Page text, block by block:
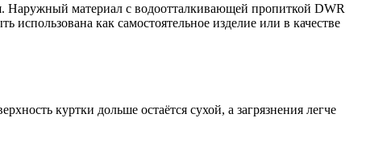
Наружный материал с водоотталкивающей пропиткой DWR
как самостоятельное изделие или в качестве
куртки дольше остаётся сухой, а загрязнения легче